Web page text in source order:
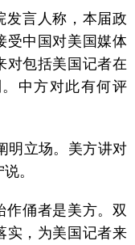
发言人称，本届政
受中国对美国媒体
对包括美国记者在
中方对此有何评
明立场。美方讲对
。
作俑者是美方。双
实，为美国记者来